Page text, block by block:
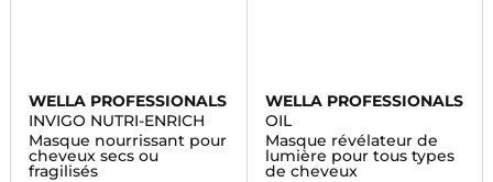
WELLA PROFESSIONALS
INVIGO NUTRI-ENRICH
Masque nourrissant pour
cheveux secs ou
fragilisés
WELLA PROFESSIONALS
OIL
Masque révélateur de
lumière pour tous types
de cheveux